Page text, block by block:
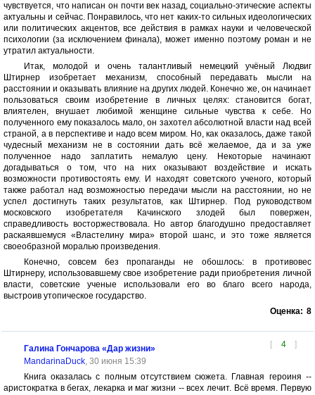
чувствуется, что написан он почти век назад, социально-этические аспекты
актуальны и сейчас. Понравилось, что нет каких-то сильных идеологических
или политических акцентов, все действия в рамках науки и человеческой
психологии (за исключением финала), может именно поэтому роман и не
утратил актуальности.
Итак, молодой и очень талантливый немецкий учёный Людвиг
Штирнер изобретает механизм, способный передавать мысли на
расстоянии и оказывать влияние на других людей. Конечно же, он начинает
пользоваться своим изобретение в личных целях: становится богат,
влиятелен, внушает любимой женщине сильные чувства к себе. Но
полученного ему показалось мало, он захотел абсолютной власти над всей
страной, а в перспективе и надо всем миром. Но, как оказалось, даже такой
чудесный механизм не в состоянии дать всё желаемое, да и за уже
полученное надо заплатить немалую цену. Некоторые начинают
догадываться о том, что на них оказывают воздействие и искать
возможности противостоять ему. И находят советского ученого, который
также работал над возможностью передачи мысли на расстоянии, но не
успел достигнуть таких результатов, как Штирнер. Под руководством
московского изобретателя Качинского злодей был повержен,
справедливость восторжествовала. Но автор благодушно предоставляет
раскаявшемуся «Властелину мира» второй шанс, и это тоже является
своеобразной моралью произведения.
Конечно, совсем без пропаганды не обошлось: в противовес
Штирнеру, использовавшему свое изобретение ради приобретения личной
власти, советские ученые использовали его во благо всего народа,
выстроив утопическое государство.
Оценка: 8
[ 4 ]
Галина Гончарова «Дар жизни»
MandarinaDuck, 30 июня 15:39
Книга оказалась с полным отсутствием сюжета. Главная героиня --
аристократка в бегах, лекарка и маг жизни -- всех лечит. Всё время. Первую